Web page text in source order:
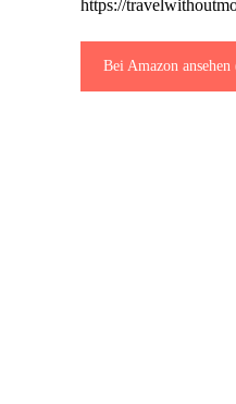
https://
Bei Amazon ansehen